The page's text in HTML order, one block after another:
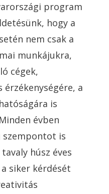
program
hogy a
nem csak a
munkájukra,
cégek,
a
is
évben
szempontot is
húsz éves
siker kérdését